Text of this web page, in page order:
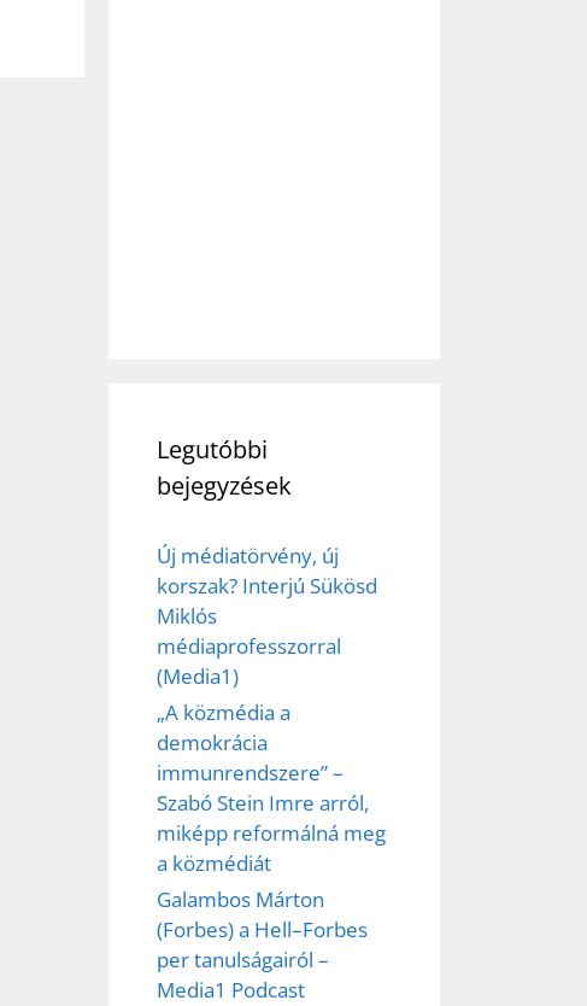
Legutóbbi
bejegyzések
Új médiatörvény, új
korszak? Interjú Sükösd
Miklós
médiaprofesszorral
(Media1)
„A közmédia a
demokrácia
immunrendszere” –
Szabó Stein Imre arról,
miképp reformálná meg
a közmédiát
Galambos Márton
(Forbes) a Hell–Forbes
per tanulságairól –
Media1 Podcast